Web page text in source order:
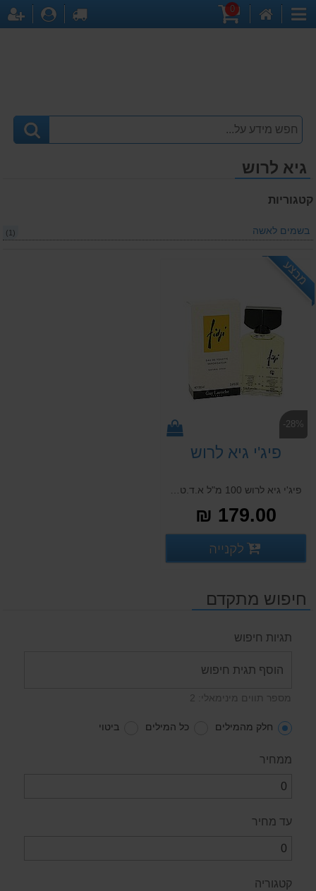
קטגוריות
0
לקופה
גיא לרוש
קטגוריות
בשמים לאשה (1)
מבצע
-28%
פיג'י גיא לרוש
179.00 ₪
פרטים נוספים
לקנייה
חיפוש מתקדם
תגיות חיפוש
מספר תווים מינימאלי: 2
חלק מהמילים כל המילים ביטוי
ממחיר
עד מחיר
קטגוריה